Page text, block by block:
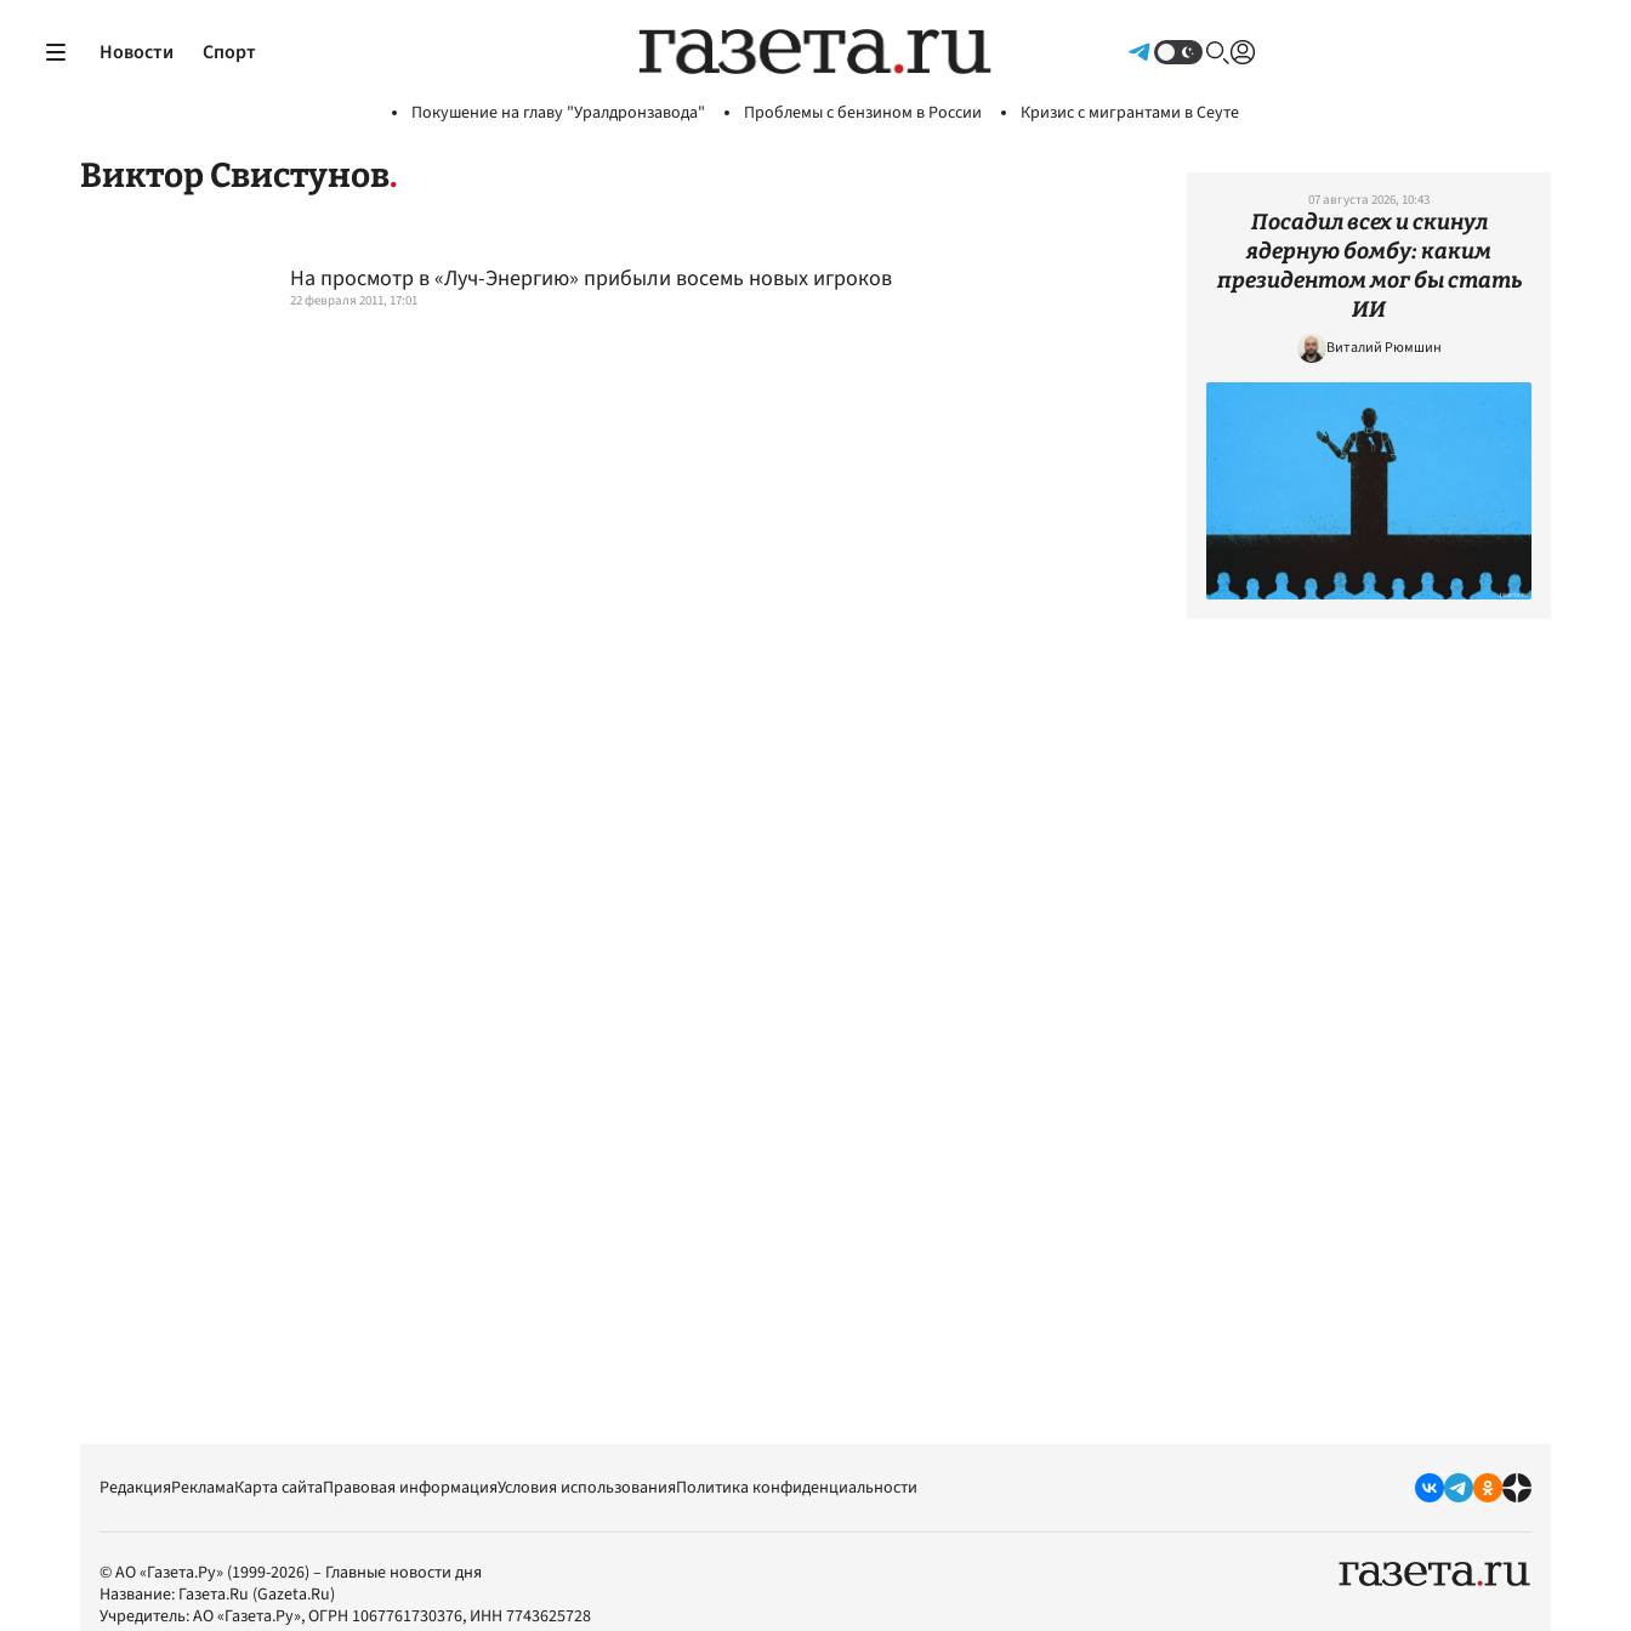
Новости Спорт
Покушение на главу "Уралдронзавода" Проблемы с бензином в России Кризис с мигрантами в Сеуте
Виктор Свистунов
На просмотр в «Луч-Энергию» прибыли восемь новых игроков
22 февраля 2011, 17:01
07 августа 2026, 10:43
Посадил всех и скинул
ядерную бомбу: каким
президентом мог бы стать
ИИ
Виталий Рюмшин
РедакцияРекламаКарта сайтаПравовая информацияУсловия использованияПолитика конфиденциальности
© АО «Газета.Ру» (1999-2026) – Главные новости дня
Название: Газета.Ru (Gazeta.Ru)
Учредитель:АО «Газета.Ру», ОГРН 1067761730376, ИНН 7743625728